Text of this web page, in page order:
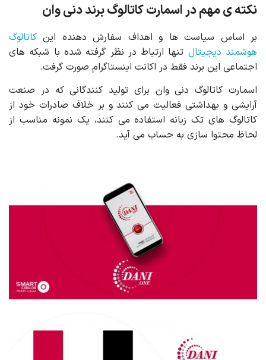
نکته ی مهم در اسمارت کاتالوگ برند دنی وان
بر اساس سیاست ها و اهداف سفارش دهنده این کاتالوگ
هوشمند دیجیتال تنها ارتباط در نظر گرفته شده با شبکه های
اجتماعی این برند فقط در اکانت اینستاگرام صورت گرفت.
اسمارت کاتالوگ دنی وان برای تولید کنندگانی که در صنعت
آرایشی و بهداشتی فعالیت می کنند و بر خلاف صادرات خود از
کاتالوگ های تک زبانه استفاده می کنند، یک نمونه مناسب از
لحاظ محتوا سازی به حساب می آید.